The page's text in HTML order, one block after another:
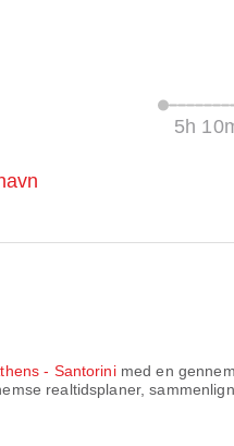
5h
- Santorinimed en
realtidsplaner,